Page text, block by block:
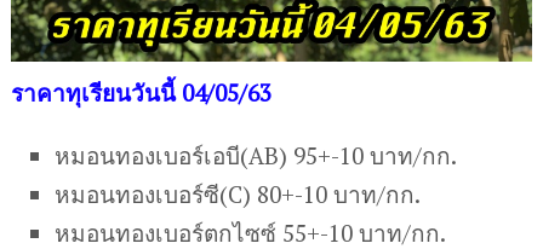
ราคาทุเรียนวันนี้ 04/05/63
หมอนทองเบอร์เอบี(AB) 95+-10 บาท/กก.
หมอนทองเบอร์ซี(C) 80+-10 บาท/กก.
หมอนทองเบอร์ตกไซซ์ 55+-10 บาท/กก.